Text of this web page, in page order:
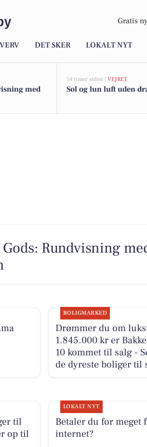
Gratis
DET SKER LOKALT NYT
med
14 timer siden | VEJRET
Sol og lun luft uden
Rundvisning
BOLIGMARKED
Drømmer du om
1.845.000 kr er
10 kommet til salg -
de dyreste boliger til
til
op til
LOKALT NYT
Betaler du for meget
internet?